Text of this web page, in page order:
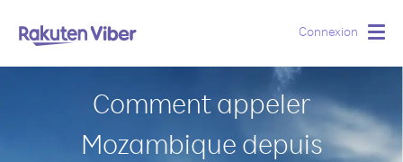
Connexion
Comment appeler
Mozambique depuis